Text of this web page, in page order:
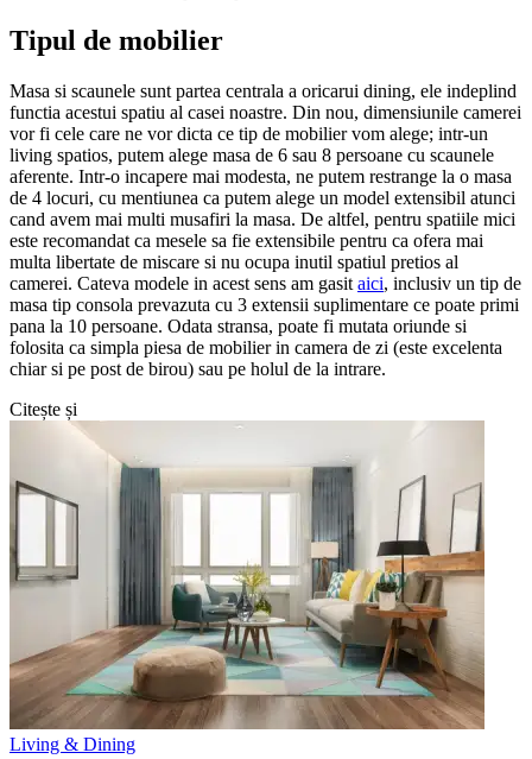
Tipul de mobilier
Masa si scaunele sunt partea centrala a oricarui dining, ele indeplind
functia acestui spatiu al casei noastre. Din nou, dimensiunile camerei
vor fi cele care ne vor dicta ce tip de mobilier vom alege; intr-un
living spatios, putem alege masa de 6 sau 8 persoane cu scaunele
aferente. Intr-o incapere mai modesta, ne putem restrange la o masa
de 4 locuri, cu mentiunea ca putem alege un model extensibil atunci
cand avem mai multi musafiri la masa. De altfel, pentru spatiile mici
este recomandat ca mesele sa fie extensibile pentru ca ofera mai
multa libertate de miscare si nu ocupa inutil spatiul pretios al
camerei. Cateva modele in acest sens am gasit aici, inclusiv un tip de
masa tip consola prevazuta cu 3 extensii suplimentare ce poate primi
pana la 10 persoane. Odata stransa, poate fi mutata oriunde si
folosita ca simpla piesa de mobilier in camera de zi (este excelenta
chiar si pe post de birou) sau pe holul de la intrare.
Citește și
Living & Dining